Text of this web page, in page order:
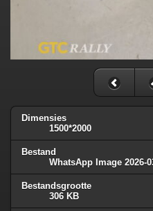
Dimensies
1500*2000
Bestand
WhatsApp Image 2026-
Bestandsgrootte
306 KB